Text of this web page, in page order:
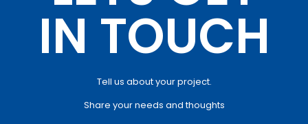
IN TOUCH
Tell us about your project.
Share your needs and thoughts